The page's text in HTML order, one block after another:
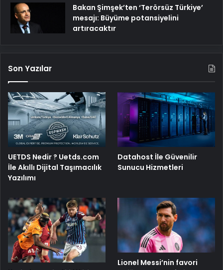
Bakan Şimşek’ten ‘Terörsüz Türkiye’
mesajı: Büyüme potansiyelini
artıracaktır
Son Yazılar
UETDS Nedir ? Uetds.com
İle Akıllı Dijital Taşımacılık
Yazılımı
Datahost İle Güvenilir
Sunucu Hizmetleri
Lionel Messi’nin favori